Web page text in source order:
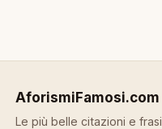
AforismiFamosi.com
Le più belle citazioni e frasi